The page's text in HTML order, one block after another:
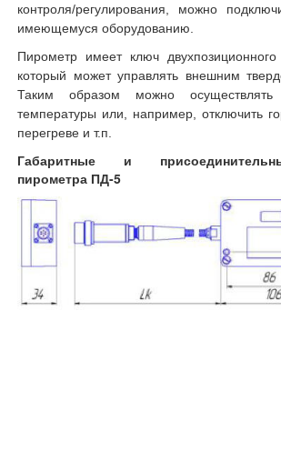
контроля/регулирования, можно
имеющемуся оборудованию.
Пирометр имеет ключ двухпозиционного
который может управлять внешним
Таким образом можно осуществлять
температуры или, например, отключить
перегреве и т.п.
Габаритные и
пирометра ПД-5